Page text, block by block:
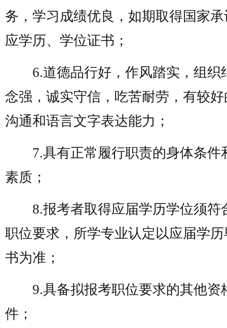
务，学习成绩优良，如期取得国家
应学历、学位证书；
6.道德品行好，作风踏实，组织
念强，诚实守信，吃苦耐劳，有较
沟通和语言文字表达能力；
7.具有正常履行职责的身体条件
素质；
8.报考者取得应届学历学位须符
职位要求，所学专业认定以应届学
书为准；
9.具备拟报考职位要求的其他资
件；